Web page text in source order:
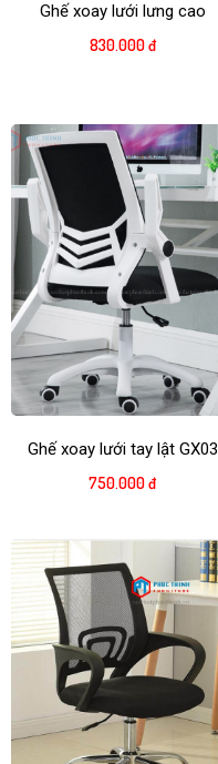
Ghế xoay lưới lưng cao
830.000 đ
Ghế xoay lưới tay lật GX03
750.000 đ